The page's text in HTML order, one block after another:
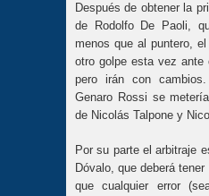
Después de obtener la
de Rodolfo De Paoli,
menos que al puntero, el
otro golpe esta vez ante
pero irán con
Genaro Rossi se
de Nicolás Talpone y
Por su parte el arbitraje
Dóvalo, que deberá
que cualquier error